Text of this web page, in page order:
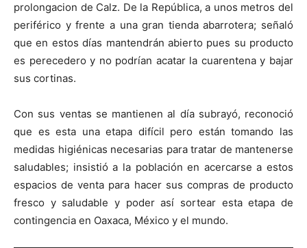
prolongacion de Calz. De la República, a unos metros del
periférico y frente a una gran tienda abarrotera; señaló
que en estos días mantendrán abierto pues su producto
es perecedero y no podrían acatar la cuarentena y bajar
sus cortinas.
Con sus ventas se mantienen al día subrayó, reconoció
que es esta una etapa difícil pero están tomando las
medidas higiénicas necesarias para tratar de mantenerse
saludables; insistió a la población en acercarse a estos
espacios de venta para hacer sus compras de producto
fresco y saludable y poder así sortear esta etapa de
contingencia en Oaxaca, México y el mundo.